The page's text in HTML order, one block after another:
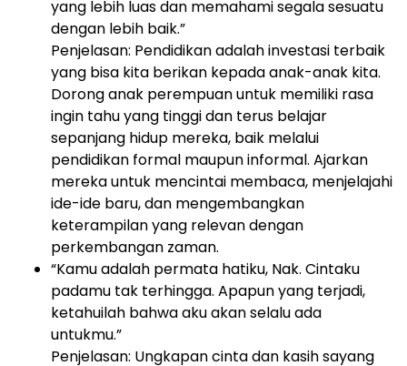
yang lebih luas dan memahami segala sesuatu
dengan lebih baik.”
Penjelasan: Pendidikan adalah investasi terbaik
yang bisa kita berikan kepada anak-anak kita.
Dorong anak perempuan untuk memiliki rasa
ingin tahu yang tinggi dan terus belajar
sepanjang hidup mereka, baik melalui
pendidikan formal maupun informal. Ajarkan
mereka untuk mencintai membaca, menjelajahi
ide-ide baru, dan mengembangkan
keterampilan yang relevan dengan
perkembangan zaman.
“Kamu adalah permata hatiku, Nak. Cintaku
padamu tak terhingga. Apapun yang terjadi,
ketahuilah bahwa aku akan selalu ada
untukmu.”
Penjelasan: Ungkapan cinta dan kasih sayang